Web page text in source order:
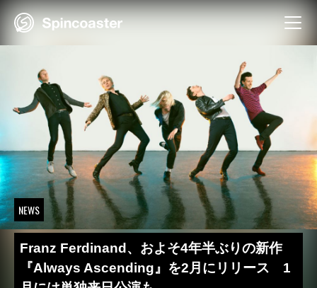
Skip
NEWS
Franz Ferdinand、およそ4年半ぶりの新作
『Always Ascending』を2月にリリース 1